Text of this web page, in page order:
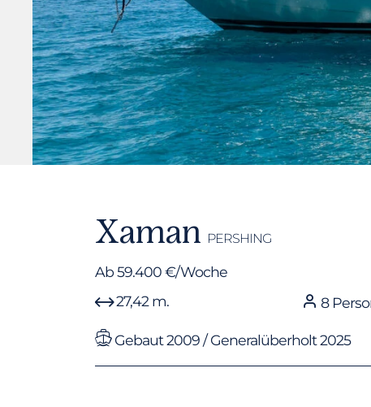
Xaman PERSHING
Ab 59.400 €/Woche
27,42 m.
8
Gebaut 2009 / Generalüberholt 2025